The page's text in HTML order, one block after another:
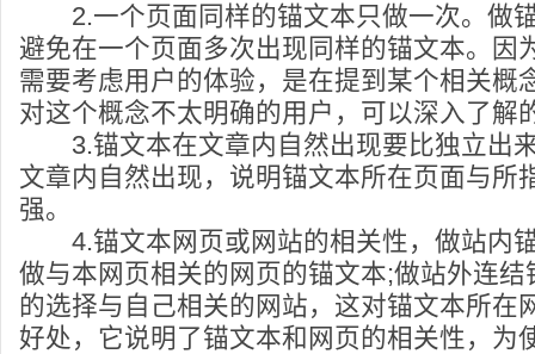
2.一个页面同样的锚文本只做一次。做
避免在一个页面多次出现同样的锚文本。因
需要考虑用户的体验，是在提到某个相关概
对这个概念不太明确的用户，可以深入了解
3.锚文本在文章内自然出现要比独立出
文章内自然出现，说明锚文本所在页面与所
强。
4.锚文本网页或网站的相关性，做站内
做与本网页相关的网页的锚文本;做站外连
的选择与自己相关的网站，这对锚文本所在
好处，它说明了锚文本和网页的相关性，为